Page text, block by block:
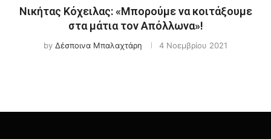
Νικήτας Κόχειλας: «Μπορούμε να κοιτάξουμε
στα μάτια τον Απόλλωνα»!
by Δέσποινα Μπαλαχτάρη 4 Νοεμβρίου 2021